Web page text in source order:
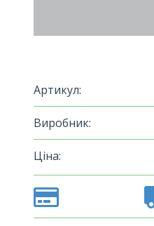
Артикул:
Виробник:
Ціна: